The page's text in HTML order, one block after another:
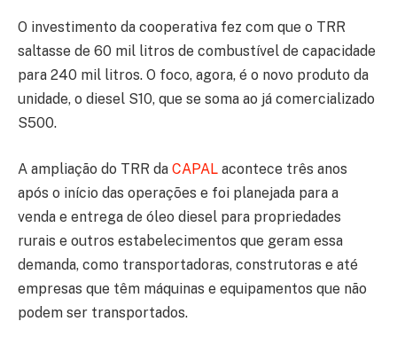
O investimento da cooperativa fez com que o TRR
saltasse de 60 mil litros de combustível de capacidade
para 240 mil litros. O foco, agora, é o novo produto da
unidade, o diesel S10, que se soma ao já comercializado
S500.
A ampliação do TRR da CAPAL acontece três anos
após o início das operações e foi planejada para a
venda e entrega de óleo diesel para propriedades
rurais e outros estabelecimentos que geram essa
demanda, como transportadoras, construtoras e até
empresas que têm máquinas e equipamentos que não
podem ser transportados.